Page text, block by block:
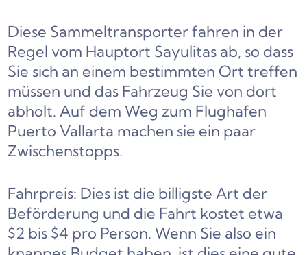
Diese Sammeltransporter fahren in der
Regel vom Hauptort Sayulitas ab, so dass
Sie sich an einem bestimmten Ort treffen
müssen und das Fahrzeug Sie von dort
abholt. Auf dem Weg zum Flughafen
Puerto Vallarta machen sie ein paar
Zwischenstopps.
Fahrpreis: Dies ist die billigste Art der
Beförderung und die Fahrt kostet etwa
$2 bis $4 pro Person. Wenn Sie also ein